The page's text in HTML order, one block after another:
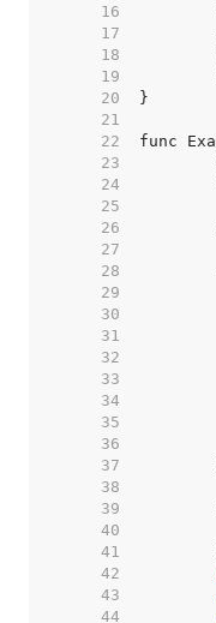
    16
    17
    18
    19
    20
    21
    22
    23
    24
    25
    26
    27
    28
    29
    30
    31
    32
    33
    34
    35
    36
    37
    38
    39
    40
    41
    42
    43
    44